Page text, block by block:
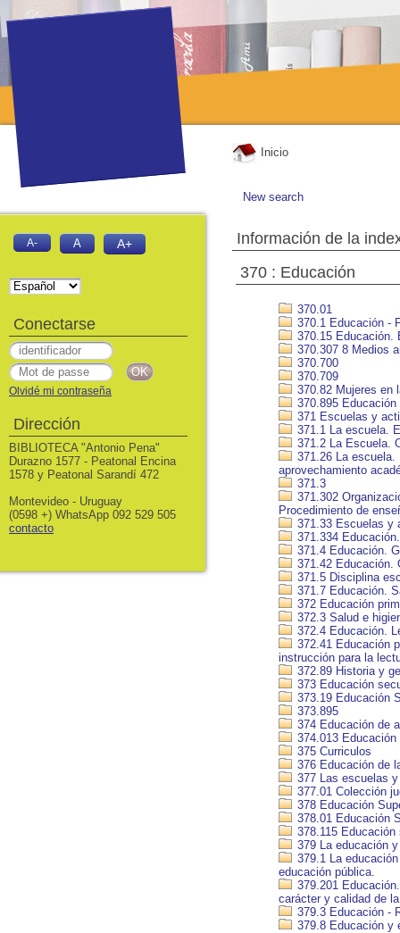
Inicio
New search
Información de la
370 : Educación
370.01
370.1 Educación -
370.15 Educación.
370.307 8 Medios
370.700
370.709
370.82 Mujeres en
370.895 Educación
371 Escuelas y
371.1 La escuela.
371.2 La Escuela.
371.26 La
aprovechamiento
371.3
371.302
Procedimiento de
371.33 Escuelas y
371.334
371.4 Educación.
371.42 Educación.
371.5 Disciplina
371.7 Educación.
372 Educación
372.3 Salud e
372.4 Educación.
372.41 Educación
instrucción para la
372.89 Historia y
373 Educación
373.19 Educación
373.895
374 Educación de
374.013
375 Curriculos
376 Educación de
377 Las escuelas
377.01 Colección
378 Educación
378.01 Educación
378.115
379 La educación
379.1 La
educación pública.
379.201
carácter y calidad de
379.3 Educación -
379.8 Educación y
A- A A+
Conectarse
Olvidé mi contraseña
Dirección
BIBLIOTECA "Antonio Pena"
Durazno 1577 - Peatonal Encina
1578 y Peatonal Sarandí 472
Montevideo - Uruguay
(0598 +) WhatsApp 092 529 505
contacto